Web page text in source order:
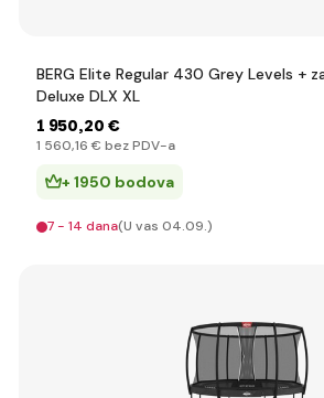
BERG Elite Regular 430 Grey Levels +
Deluxe DLX XL
1 950,20 €
1 560,16 € bez PDV-a
+ 1950 bodova
7 - 14 dana(U vas 04.09.)